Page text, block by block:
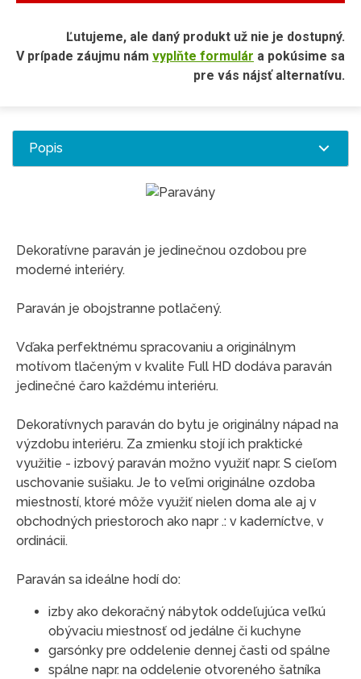
Ľutujeme, ale daný produkt už nie je dostupný.
V prípade záujmu nám vyplňte formulár a pokúsime sa
pre vás nájsť alternatívu.
Popis
Dekoratívne paraván je jedinečnou ozdobou pre
moderné interiéry.
Paraván je obojstranne potlačený.
Vďaka perfektnému spracovaniu a originálnym
motívom tlačeným v kvalite Full HD dodáva paraván
jedinečné čaro každému interiéru.
Dekoratívnych paraván do bytu je originálny nápad na
výzdobu interiéru. Za zmienku stojí ich praktické
využitie - izbový paraván možno využiť napr. S cieľom
uschovanie sušiaku. Je to veľmi originálne ozdoba
miestností, ktoré môže využiť nielen doma ale aj v
obchodných priestoroch ako napr .: v kaderníctve, v
ordinácii.
Paraván sa ideálne hodí do:
izby ako dekoračný nábytok oddeľujúca veľkú
obývaciu miestnosť od jedálne či kuchyne
garsónky pre oddelenie dennej časti od spálne
spálne napr. na oddelenie otvoreného šatníka